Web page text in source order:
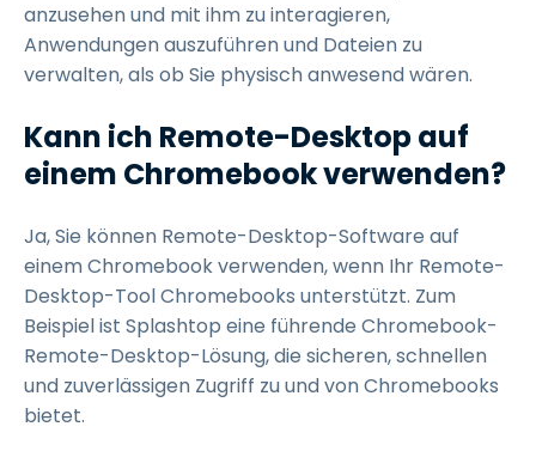
anzusehen und mit ihm zu interagieren,
Anwendungen auszuführen und Dateien zu
verwalten, als ob Sie physisch anwesend wären.
Kann ich Remote-Desktop auf
einem Chromebook verwenden?
Ja, Sie können Remote-Desktop-Software auf
einem Chromebook verwenden, wenn Ihr Remote-
Desktop-Tool Chromebooks unterstützt. Zum
Beispiel ist Splashtop eine führende Chromebook-
Remote-Desktop-Lösung, die sicheren, schnellen
und zuverlässigen Zugriff zu und von Chromebooks
bietet.